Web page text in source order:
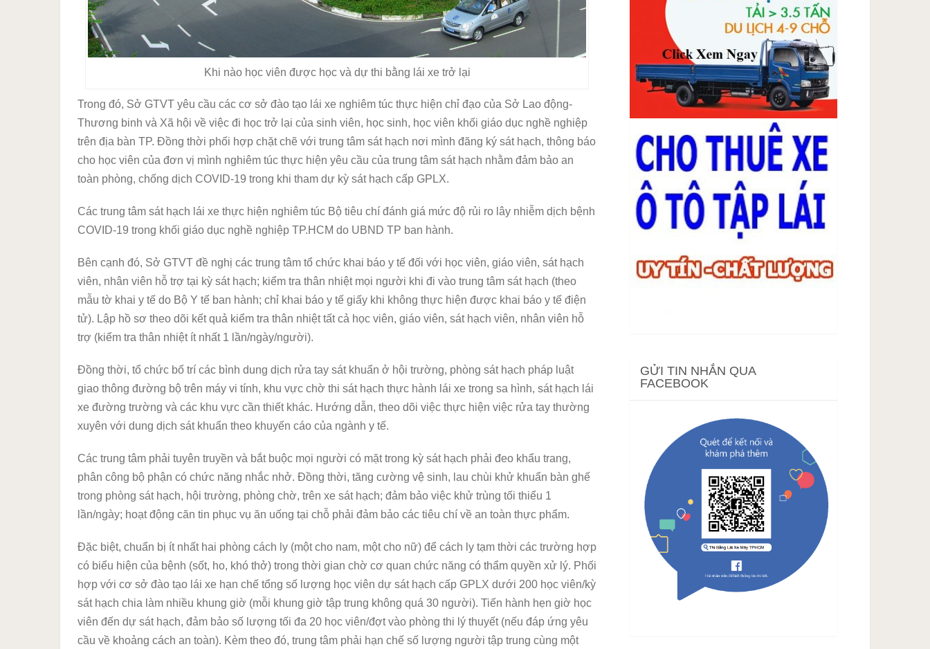
Khi nào học viên được học và dự thi bằng lái xe trở lại
Trong đó, Sở GTVT yêu cầu các cơ sở đào tạo lái xe nghiêm túc thực hiện chỉ đạo của Sở Lao động-
Thương binh và Xã hội về việc đi học trở lại của sinh viên, học sinh, học viên khối giáo dục nghề nghiệp
trên địa bàn TP. Đồng thời phối hợp chặt chẽ với trung tâm sát hạch nơi mình đăng ký sát hạch, thông báo
cho học viên của đơn vị mình nghiêm túc thực hiện yêu cầu của trung tâm sát hạch nhằm đảm bảo an
toàn phòng, chống dịch COVID-19 trong khi tham dự kỳ sát hạch cấp GPLX.
Các trung tâm sát hạch lái xe thực hiện nghiêm túc Bộ tiêu chí đánh giá mức độ rủi ro lây nhiễm dịch bệnh
COVID-19 trong khối giáo dục nghề nghiệp TP.HCM do UBND TP ban hành.
Bên cạnh đó, Sở GTVT đề nghị các trung tâm tổ chức khai báo y tế đối với học viên, giáo viên, sát hạch
viên, nhân viên hỗ trợ tại kỳ sát hạch; kiểm tra thân nhiệt mọi người khi đi vào trung tâm sát hạch (theo
mẫu tờ khai y tế do Bộ Y tế ban hành; chỉ khai báo y tế giấy khi không thực hiện được khai báo y tế điện
tử). Lập hồ sơ theo dõi kết quả kiểm tra thân nhiệt tất cả học viên, giáo viên, sát hạch viên, nhân viên hỗ
trợ (kiểm tra thân nhiệt ít nhất 1 lần/ngày/người).
Đồng thời, tổ chức bố trí các bình dung dịch rửa tay sát khuẩn ở hội trường, phòng sát hạch pháp luật
giao thông đường bộ trên máy vi tính, khu vực chờ thi sát hạch thực hành lái xe trong sa hình, sát hạch lái
xe đường trường và các khu vực cần thiết khác. Hướng dẫn, theo dõi việc thực hiện việc rửa tay thường
xuyên với dung dịch sát khuẩn theo khuyến cáo của ngành y tế.
Các trung tâm phải tuyên truyền và bắt buộc mọi người có mặt trong kỳ sát hạch phải đeo khẩu trang,
phân công bộ phận có chức năng nhắc nhở. Đồng thời, tăng cường vệ sinh, lau chùi khử khuẩn bàn ghế
trong phòng sát hạch, hội trường, phòng chờ, trên xe sát hạch; đảm bảo việc khử trùng tối thiểu 1
lần/ngày; hoạt động căn tin phục vụ ăn uống tại chỗ phải đảm bảo các tiêu chí về an toàn thực phẩm.
Đặc biệt, chuẩn bị ít nhất hai phòng cách ly (một cho nam, một cho nữ) để cách ly tạm thời các trường hợp
có biểu hiện của bệnh (sốt, ho, khó thở) trong thời gian chờ cơ quan chức năng có thẩm quyền xử lý. Phối
hợp với cơ sở đào tạo lái xe hạn chế tổng số lượng học viên dự sát hạch cấp GPLX dưới 200 học viên/kỳ
sát hạch chia làm nhiều khung giờ (mỗi khung giờ tập trung không quá 30 người). Tiến hành hẹn giờ học
viên đến dự sát hạch, đảm bảo số lượng tối đa 20 học viên/đợt vào phòng thi lý thuyết (nếu đáp ứng yêu
cầu về khoảng cách an toàn). Kèm theo đó, trung tâm phải hạn chế số lượng người tập trung cùng một
GỬI TIN NHẮN QUA
FACEBOOK